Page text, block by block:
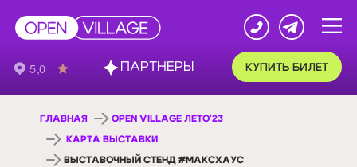
КУПИТЬ БИЛЕТ
ГЛАВНАЯ OPEN VILLAGE ЛЕТО'23
КАРТА ВЫСТАВКИ
ВЫСТАВОЧНЫЙ СТЕНД #МАКСХАУС